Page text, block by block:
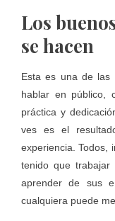
Los
se hacen
Esta es una de las
hablar en público,
práctica y
ves es el
experiencia. Todos,
tenido que
aprender de sus
cualquiera puede